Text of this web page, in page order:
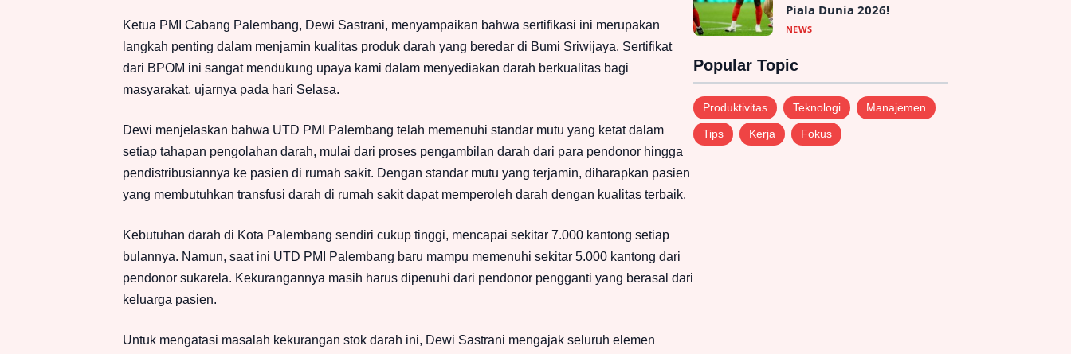
Ketua PMI Cabang Palembang, Dewi Sastrani, menyampaikan bahwa sertifikasi ini merupakan
langkah penting dalam menjamin kualitas produk darah yang beredar di Bumi Sriwijaya. Sertifikat
dari BPOM ini sangat mendukung upaya kami dalam menyediakan darah berkualitas bagi
masyarakat, ujarnya pada hari Selasa.
Dewi menjelaskan bahwa UTD PMI Palembang telah memenuhi standar mutu yang ketat dalam
setiap tahapan pengolahan darah, mulai dari proses pengambilan darah dari para pendonor hingga
pendistribusiannya ke pasien di rumah sakit. Dengan standar mutu yang terjamin, diharapkan pasien
yang membutuhkan transfusi darah di rumah sakit dapat memperoleh darah dengan kualitas terbaik.
Kebutuhan darah di Kota Palembang sendiri cukup tinggi, mencapai sekitar 7.000 kantong setiap
bulannya. Namun, saat ini UTD PMI Palembang baru mampu memenuhi sekitar 5.000 kantong dari
pendonor sukarela. Kekurangannya masih harus dipenuhi dari pendonor pengganti yang berasal dari
keluarga pasien.
Untuk mengatasi masalah kekurangan stok darah ini, Dewi Sastrani mengajak seluruh elemen
Piala Dunia 2026!
NEWS
Popular Topic
Produktivitas Teknologi Manajemen
Tips Kerja Fokus